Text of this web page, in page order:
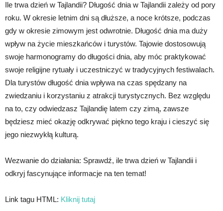
Ile trwa dzień w Tajlandii? Długość dnia w Tajlandii zależy od pory
roku. W okresie letnim dni są dłuższe, a noce krótsze, podczas
gdy w okresie zimowym jest odwrotnie. Długość dnia ma duży
wpływ na życie mieszkańców i turystów. Tajowie dostosowują
swoje harmonogramy do długości dnia, aby móc praktykować
swoje religijne rytuały i uczestniczyć w tradycyjnych festiwalach.
Dla turystów długość dnia wpływa na czas spędzany na
zwiedzaniu i korzystaniu z atrakcji turystycznych. Bez względu
na to, czy odwiedzasz Tajlandię latem czy zimą, zawsze
będziesz mieć okazję odkrywać piękno tego kraju i cieszyć się
jego niezwykłą kulturą.
Wezwanie do działania: Sprawdź, ile trwa dzień w Tajlandii i
odkryj fascynujące informacje na ten temat!
Link tagu HTML: Kliknij tutaj